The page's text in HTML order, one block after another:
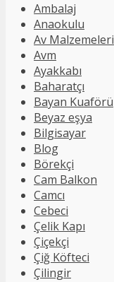
Ambalaj
Anaokulu
Av Malzemeleri
Avm
Ayakkabı
Baharatçı
Bayan Kuaförü
Beyaz eşya
Bilgisayar
Blog
Börekçi
Cam Balkon
Camcı
Cebeci
Çelik Kapı
Çiçekçi
Çiğ Köfteci
Çilingir